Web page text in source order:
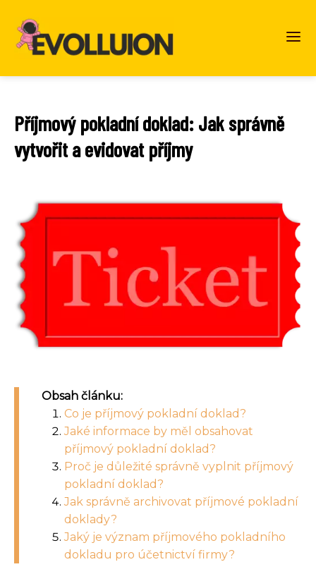
Příjmový pokladní doklad: Jak správně
vytvořit a evidovat příjmy
Obsah článku:
Co je příjmový pokladní doklad?
Jaké informace by měl obsahovat
příjmový pokladní doklad?
Proč je důležité správně vyplnit příjmový
pokladní doklad?
Jak správně archivovat příjmové pokladní
doklady?
Jaký je význam příjmového pokladního
dokladu pro účetnictví firmy?